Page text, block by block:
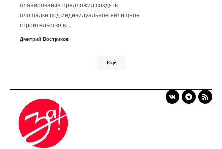
планирования предложил создать
площадки под индивидуальное жилищное
строительство в…
Дмитрий Востриков
Ещё